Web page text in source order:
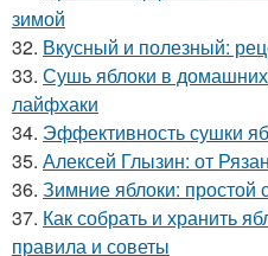
зимой
32. Вкусный и полезный:
33. Сушь яблоки в
лайфхаки
34. Эффективность сушки
35. Алексей Глызин: от
36. Зимние яблоки: простой
37. Как собрать и хранить
правила и советы